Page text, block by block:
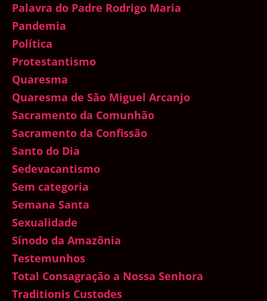
Palavra do Padre Rodrigo Maria
Pandemia
Política
Protestantismo
Quaresma
Quaresma de São Miguel Arcanjo
Sacramento da Comunhão
Sacramento da Confissão
Santo do Dia
Sedevacantismo
Sem categoria
Semana Santa
Sexualidade
Sínodo da Amazônia
Testemunhos
Total Consagração a Nossa Senhora
Traditionis Custodes